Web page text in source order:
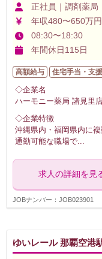
正社員｜調剤薬局
年収480〜650万円
08:30〜18:30
年間休日115日
高額給与 住宅手当・支援
◇企業名
ハーモニー薬局 諸見里
◇企業特徴
沖縄県内・福岡県内に
通勤可能な職場で...
求人の詳細を見
JOBナンバー：JOB023901
ゆいレール 那覇空港